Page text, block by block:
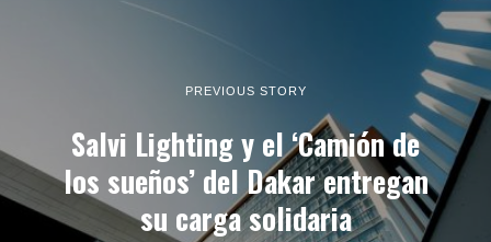
PREVIOUS STORY
Salvi Lighting y el ‘Camión de
los sueños’ del Dakar entregan
su carga solidaria